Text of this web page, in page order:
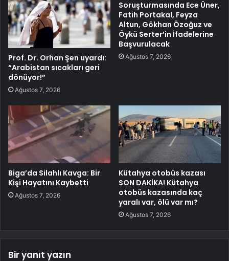
Prof. Dr. Orhan Şen uyardı:
“Arabistan sıcakları geri
dönüyor!”
Ağustos 7, 2026
Soruşturmasında Ece Üner,
Fatih Portakal, Feyza
Altun, Gökhan Özoğuz ve
Öykü Serter’in İfadelerine
Başvurulacak
Ağustos 7, 2026
Biga’da Silahlı Kavga: Bir
Kişi Hayatını Kaybetti
Ağustos 7, 2026
Kütahya otobüs kazası
SON DAKİKA! Kütahya
otobüs kazasında kaç
yaralı var, ölü var mı?
Ağustos 7, 2026
Bir yanıt yazın